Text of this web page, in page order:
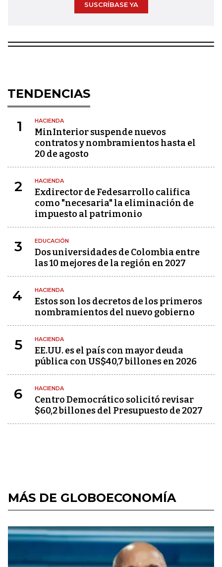
SUSCRÍBASE YA
TENDENCIAS
1 HACIENDA
MinInterior suspende nuevos
contratos y nombramientos hasta el
20 de agosto
2 HACIENDA
Exdirector de Fedesarrollo califica
como "necesaria" la eliminación de
impuesto al patrimonio
3 EDUCACIÓN
Dos universidades de Colombia entre
las 10 mejores de la región en 2027
4 HACIENDA
Estos son los decretos de los primeros
nombramientos del nuevo gobierno
5 HACIENDA
EE.UU. es el país con mayor deuda
pública con US$40,7 billones en 2026
6 HACIENDA
Centro Democrático solicitó revisar
$60,2 billones del Presupuesto de 2027
MÁS DE GLOBOECONOMÍA